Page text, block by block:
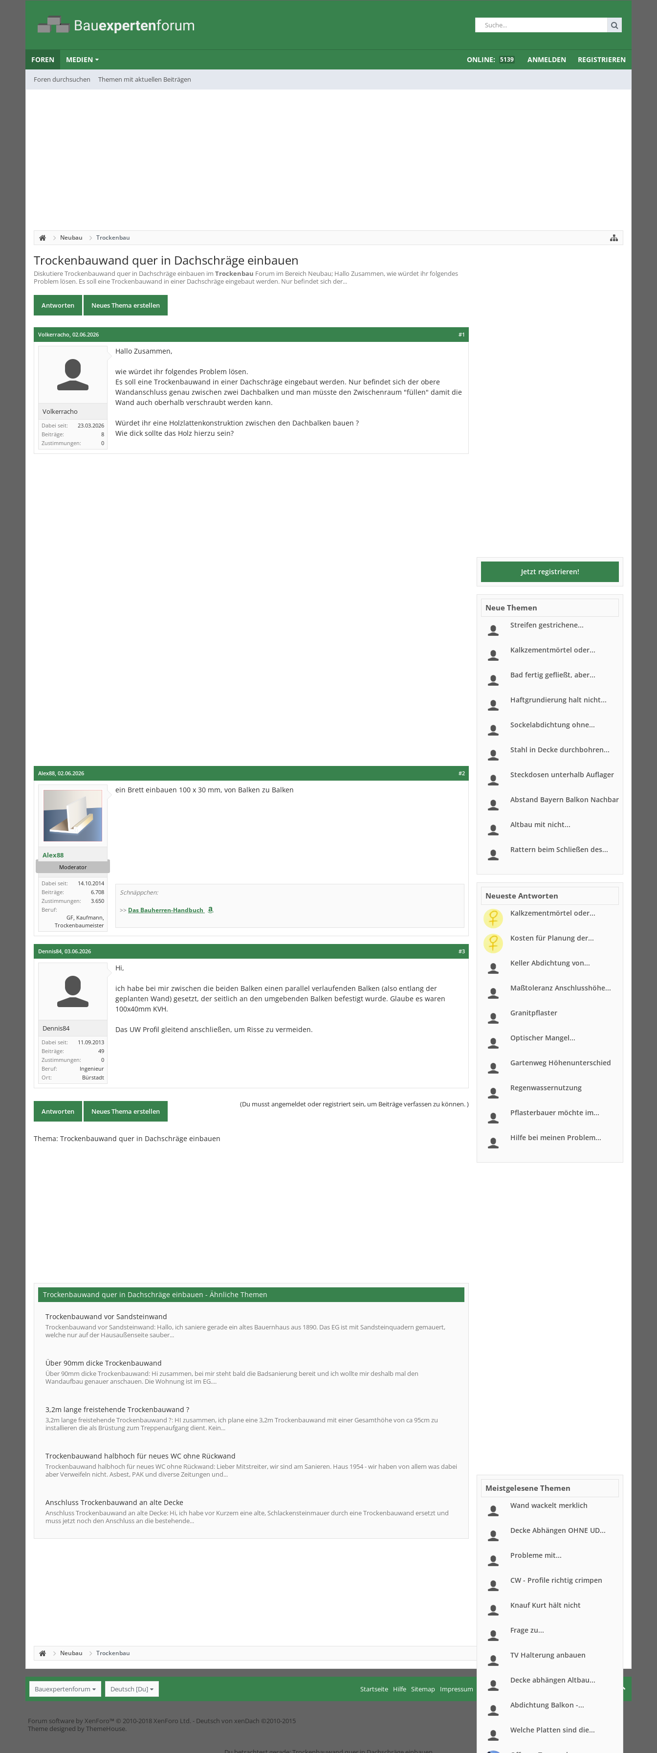
FOREN
Foren durchsuchen Themen mit aktuellen Beiträgen
MEDIEN ONLINE: 5139 ANMELDEN REGISTRIEREN
Neubau Trockenbau
Trockenbauwand quer in Dachschräge einbauen
DiskutiereTrockenbauwand quer in Dachschräge einbauen im Trockenbau Forum im Bereich Neubau; Hallo Zusammen, wie würdet ihr folgendes
Problem lösen. Es soll eine Trockenbauwand in einer Dachschräge eingebaut werden. Nur befindet sich der...
Antworten Neues Thema erstellen
#1
Volkerracho, 02.06.2026
Volkerracho
Dabei seit:
23.03.2026
Beiträge:
8
Zustimmungen:
0
Hallo Zusammen,
wie würdet ihr folgendes Problem lösen.
Es soll eine Trockenbauwand in einer Dachschräge eingebaut werden. Nur befindet sich der obere
Wandanschluss genau zwischen zwei Dachbalken und man müsste den Zwischenraum "füllen" damit die
Wand auch oberhalb verschraubt werden kann.
Würdet ihr eine Holzlattenkonstruktion zwischen den Dachbalken bauen ?
Wie dick sollte das Holz hierzu sein?
#2
Alex88, 02.06.2026
Alex88
Moderator
Dabei seit:
14.10.2014
Beiträge:
6.708
Zustimmungen:
3.650
Beruf:
GF, Kaufmann,
Trockenbaumeister
ein Brett einbauen 100 x 30 mm, von Balken zu Balken
Schnäppchen:
>> Das Bauherren-Handbuch
#3
Dennis84, 03.06.2026
Dennis84
Dabei seit:
11.09.2013
Beiträge:
49
Zustimmungen:
0
Beruf:
Ingenieur
Ort:
Bürstadt
Hi,
ich habe bei mir zwischen die beiden Balken einen parallel verlaufenden Balken (also entlang der
geplanten Wand) gesetzt, der seitlich an den umgebenden Balken befestigt wurde. Glaube es waren
100x40mm KVH.
Das UW Profil gleitend anschließen, um Risse zu vermeiden.
Antworten Neues Thema erstellen
(Du musst angemeldet oder registriert sein, um Beiträge verfassen zu können. )
Thema: Trockenbauwand quer in Dachschräge einbauen
Trockenbauwand quer in Dachschräge einbauen - Ähnliche Themen
Trockenbauwand vor Sandsteinwand
Trockenbauwand vor Sandsteinwand: Hallo, ich saniere gerade ein altes Bauernhaus aus 1890. Das EG ist mit Sandsteinquadern gemauert,
welche nur auf der Hausaußenseite sauber...
Über 90mm dicke Trockenbauwand
Über 90mm dicke Trockenbauwand: Hi zusammen, bei mir steht bald die Badsanierung bereit und ich wollte mir deshalb mal den
Wandaufbau genauer anschauen. Die Wohnung ist im EG....
3,2m lange freistehende Trockenbauwand ?
3,2m lange freistehende Trockenbauwand ?: HI zusammen, ich plane eine 3,2m Trockenbauwand mit einer Gesamthöhe von ca 95cm zu
installieren die als Brüstung zum Treppenaufgang dient. Kein...
Trockenbauwand halbhoch für neues WC ohne Rückwand
Trockenbauwand halbhoch für neues WC ohne Rückwand: Lieber Mitstreiter, wir sind am Sanieren. Haus 1954 - wir haben von allem was dabei
aber Verweifeln nicht. Asbest, PAK und diverse Zeitungen und...
Anschluss Trockenbauwand an alte Decke
Anschluss Trockenbauwand an alte Decke: Hi, ich habe vor Kurzem eine alte, Schlackensteinmauer durch eine Trockenbauwand ersetzt und
muss jetzt noch den Anschluss an die bestehende...
Jetzt registrieren!
Neue Themen
Streifen gestrichene...
Kalkzementmörtel oder...
Bad fertig gefließt, aber...
Haftgrundierung halt nicht...
Sockelabdichtung ohne...
Stahl in Decke durchbohren...
Steckdosen unterhalb Auflager
Abstand Bayern Balkon Nachbar
Altbau mit nicht...
Rattern beim Schließen des...
Neueste Antworten
Kalkzementmörtel oder...
Kosten für Planung der...
Keller Abdichtung von...
Maßtoleranz Anschlusshöhe...
Granitpflaster
Optischer Mangel...
Gartenweg Höhenunterschied
Regenwassernutzung
Pflasterbauer möchte im...
Hilfe bei meinen Problem...
Meistgelesene Themen
Wand wackelt merklich
Decke Abhängen OHNE UD...
Probleme mit...
CW - Profile richtig crimpen
Knauf Kurt hält nicht
Frage zu...
TV Halterung anbauen
Decke abhängen Altbau...
Abdichtung Balkon -...
Welche Platten sind die...
Neubau Trockenbau
Bauexpertenforum Deutsch [Du] Startseite Hilfe Sitemap Impressum Nutzungsbedingungen
Forum software by XenForo™ © 2010-2018 XenForo Ltd. - Deutsch von xenDach ©2010-2015
Theme designed by ThemeHouse.